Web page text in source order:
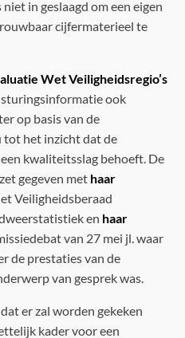
niet in geslaagd om een eigen
cijfermaterieel te
Wet Veiligheidsregio’s
ook
op basis van de
tot het inzicht dat de
kwaliteitsslag behoeft. De
gegeven met haar
Veiligheidsberaad
en haar
van 27 mei jl. waar
de prestaties van de
van gesprek was.
er zal worden gekeken
kader voor een